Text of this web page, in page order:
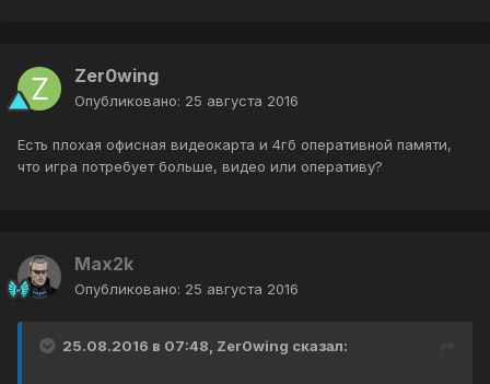
Zer0wing
Опубликовано: 25 августа 2016
Есть плохая офисная видеокарта и 4гб оперативной памяти,
что игра потребует больше, видео или оперативу?
Max2k
Опубликовано: 25 августа 2016
25.08.2016 в 07:48, Zer0wing сказал: